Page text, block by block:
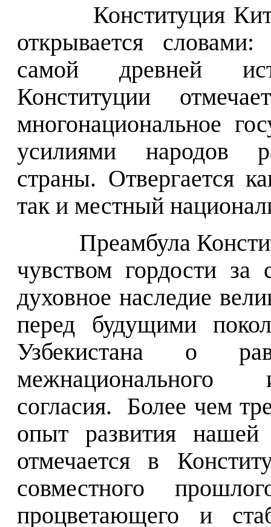
Конституция
открывается
самой древней
Конституции
многонациональное
усилиями народов
страны. Отвергается
так и местный
Преамбула
чувством гордости
духовное наследие
перед будущими
Узбекистана о
межнационального
согласия.
Более чем
опыт развития нашей
отмечается в
совместного
процветающего и